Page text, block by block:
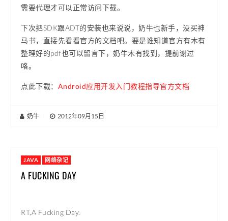
需要代理才可以正常访问下载。
下次把SDK跟ADT的安装也来说说，奶牛也新手，没买神
马书，直接先看看官方的文档吧。要是谁知道官方有木有
整理好的pdf也可以留言下，奶牛木有找到，提前谢过
咯。
点此下载： Android应用开发入门教程指导官方文档
奶牛 2012年09月15日
JAVA 网络杂记
A FUCKING DAY
RT,A Fucking Day.